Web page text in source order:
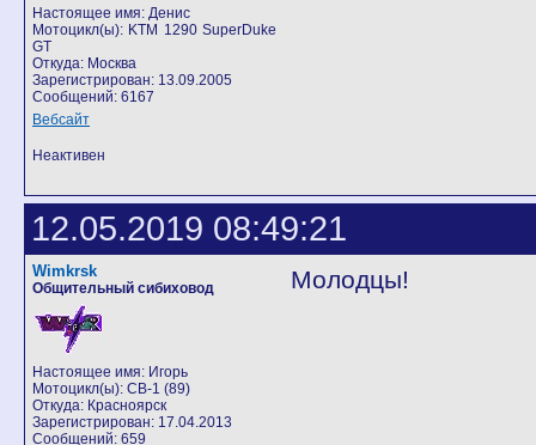
Настоящее имя: Денис
Мотоцикл(ы): KTM 1290 SuperDuke
GT
Откуда: Москва
Зарегистрирован: 13.09.2005
Сообщений: 6167
Вебсайт
Неактивен
12.05.2019 08:49:21
Wimkrsk
Общительный сибиховод
Настоящее имя: Игорь
Мотоцикл(ы): CB-1 (89)
Откуда: Красноярск
Зарегистрирован: 17.04.2013
Сообщений: 659
Молодцы!